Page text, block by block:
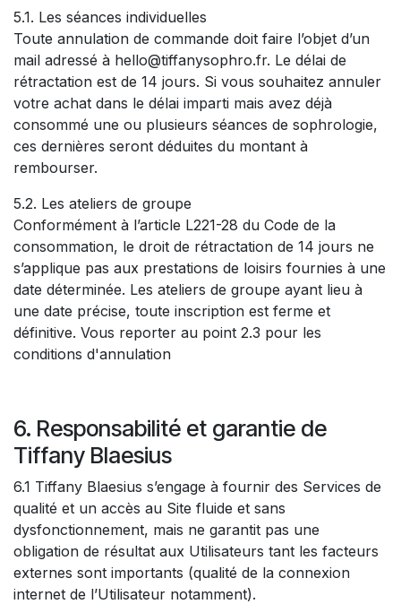
5.1. Les séances individuelles
Toute annulation de commande doit faire l’objet d’un
mail adressé à hello@tiffanysophro.fr. Le délai de
rétractation est de 14 jours. Si vous souhaitez annuler
votre achat dans le délai imparti mais avez déjà
consommé une ou plusieurs séances de sophrologie,
ces dernières seront déduites du montant à
rembourser.
5.2. Les ateliers de groupe
Conformément à l’article L221-28 du Code de la
consommation, le droit de rétractation de 14 jours ne
s’applique pas aux prestations de loisirs fournies à une
date déterminée. Les ateliers de groupe ayant lieu à
une date précise, toute inscription est ferme et
définitive. Vous reporter au point 2.3 pour les
conditions d'annulation
6. Responsabilité et garantie de
Tiffany Blaesius
6.1 Tiffany Blaesius s’engage à fournir des Services de
qualité et un accès au Site fluide et sans
dysfonctionnement, mais ne garantit pas une
obligation de résultat aux Utilisateurs tant les facteurs
externes sont importants (qualité de la connexion
internet de l’Utilisateur notamment).